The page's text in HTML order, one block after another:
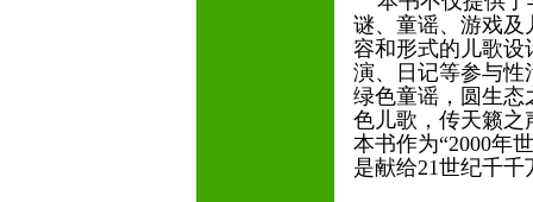
谜、童谣、游戏及
容和形式的儿歌设
演、日记等参与性
绿色童谣，圆生态
色儿歌，传天籁之
本书作为“2000年
是献给21世纪千